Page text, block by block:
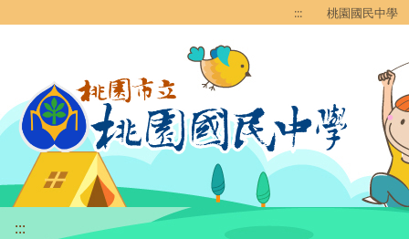
::: 桃園國民中學
:::